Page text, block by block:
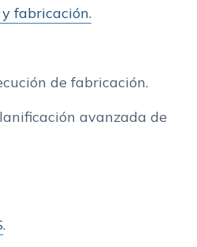
fabricación.
de fabricación.
avanzada de
.